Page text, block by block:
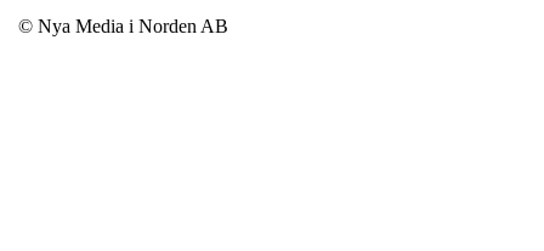
© Nya Media i Norden AB